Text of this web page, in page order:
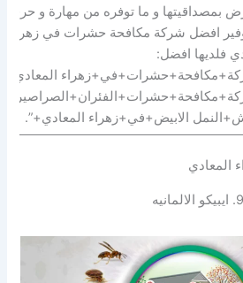
بمصداقيتها و ما توفره من مهارة و حرفية
افضل شركة مكافحة حشرات في زهراء
فلديها افضل:
الابيض+في+زهراء المعادي+”.
المعادي
9. ايبيكو الالمانيه